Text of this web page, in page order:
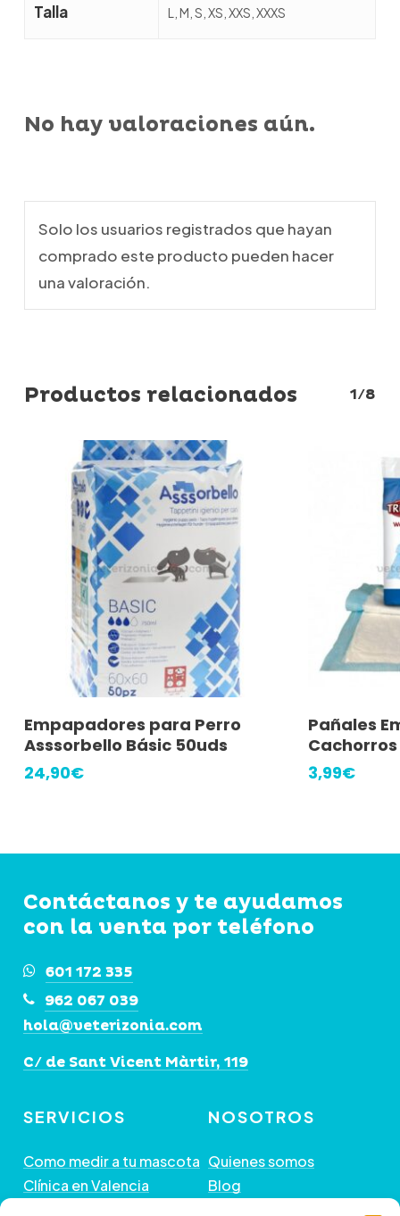
Talla L, M, S, XS, XXS, XXXS
No hay valoraciones aún.
Solo los usuarios registrados que hayan
comprado este producto pueden hacer
una valoración.
Productos relacionados 1/8
Añadir Al Carrito
Empapadores para Perro
Asssorbello Básic 50uds
24,90€
Pañales
3,99€
Contáctanos y te ayudamos
con la venta por teléfono
601 172 335
962 067 039
hola@veterizonia.com
C/ de Sant Vicent Màrtir, 119
SERVICIOS
Como medir a tu mascota
Clínica en Valencia
NOSOTROS
Quienes somos
Blog